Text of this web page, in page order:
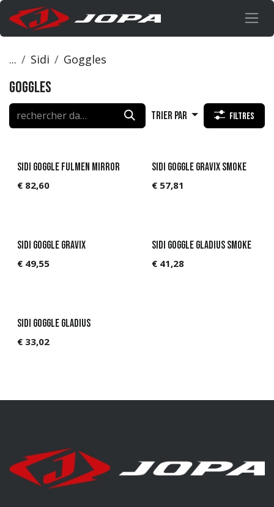
Se rendre au contenu
... Sidi Goggles
Goggles
Trier par Filtres
Sidi Goggle FULMEN MIRROR
€ 82,60
Sidi Goggle GRAVIX SMOKE
€ 57,81
Sidi Goggle GRAVIX
€ 49,55
Sidi Goggle GLADIUS SMOKE
€ 41,28
Sidi Goggle GLADIUS
€ 33,02